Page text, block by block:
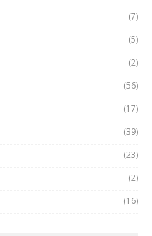
(7)
(5)
(2)
(56)
(17)
(39)
(23)
(2)
(16)